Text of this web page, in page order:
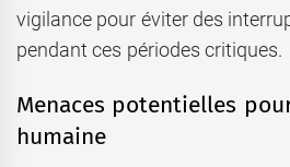
vigilance pour éviter des
pendant ces périodes critiques.
Menaces potentielles
humaine